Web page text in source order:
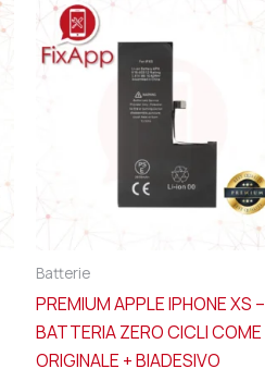
Batterie
PREMIUM APPLE IPHONE XS –
BATTERIA ZERO CICLI COME
ORIGINALE + BIADESIVO